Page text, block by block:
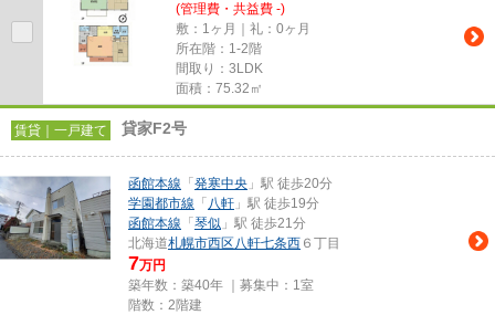
(管理費・共益費 -)
敷：1ヶ月｜礼：0ヶ月
所在階：1-2階
間取り：3LDK
面積：75.32㎡
賃貸｜一戸建て 貸家F2号
函館本線 「 発寒中央 」駅 徒歩20分
学園都市線 「 八軒 」駅 徒歩19分
函館本線 「 琴似 」駅 徒歩21分
北海道札幌市西区八軒七条西 ６丁目
7万円
築年数：築40年 ｜募集中： 1室
階数：2階建